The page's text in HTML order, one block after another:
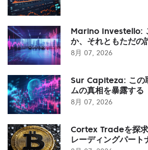
Marino Investello:
か、それともただの
8月 07, 2026
Sur Capiteza: この
ムの真相を暴露する
8月 07, 2026
Cortex Tradeを探
レーディングパート